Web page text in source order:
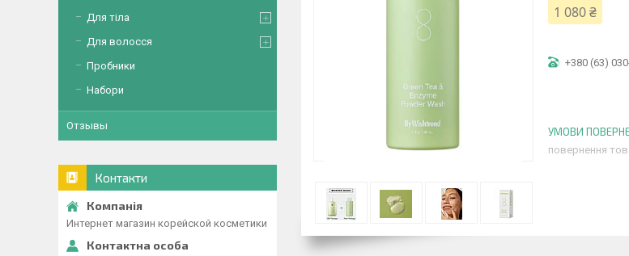
1 080 ₴
+380 (63)
повернення
Для тіла
Для волосся
Пробники
Набори
Отзывы
Контакти
Интернет магазин корейской косметики